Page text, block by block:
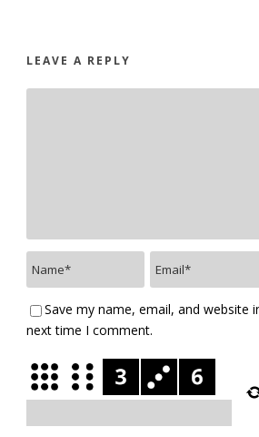
LEAVE A REPLY
Save my name, email, and website
next time I comment.